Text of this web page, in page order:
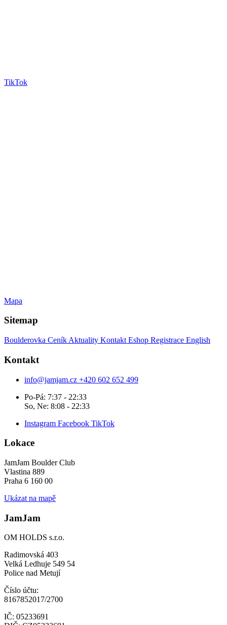
TikTok
Mapa
Sitemap
Boulderovka Ceník Aktuality Kontakt Eshop Registrace English
Kontakt
info@jamjam.cz +420 602 652 499
Po-Pá: 7:37 - 22:33
So, Ne: 8:08 - 22:33
Instagram Facebook TikTok
Lokace
JamJam Boulder Club
Vlastina 889
Praha 6 160 00
Ukázat na mapě
JamJam
OM HOLDS s.r.o.
Radimovská 403
Velká Ledhuje 549 54
Police nad Metují
Číslo účtu:
8167852017/2700
IČ: 05233691